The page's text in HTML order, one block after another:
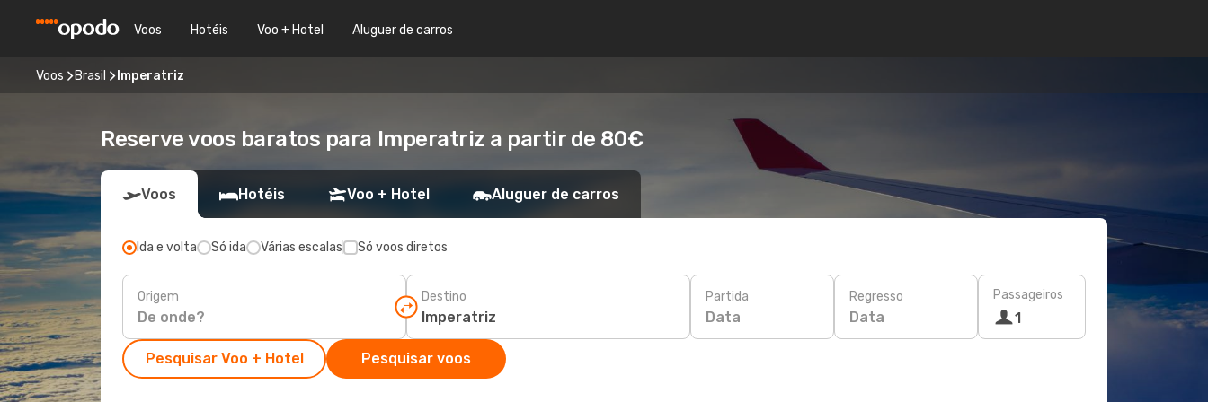
Voos Hotéis Voo + Hotel Aluguer de carros
Voos Brasil Imperatriz
Reserve voos baratos para Imperatriz a partir de 80€
Voos Hotéis Voo + Hotel Aluguer de carros
Ida e volta Só ida Várias escalas Só voos diretos
Origem Destino Partida
Data
Regresso
Data
Passageiros
1
Pesquisar Voo + Hotel Pesquisar voos